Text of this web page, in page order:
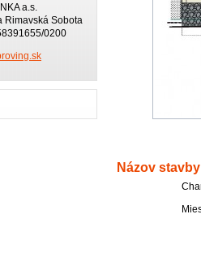
Názov
a.s.
Rimavská Sobota
0200
oving.sk